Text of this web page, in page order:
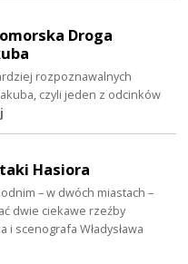
Droga
rozpoznawalnych
czyli jeden z odcinków
Hasiora
– w dwóch miastach –
dwie ciekawe rzeźby
scenografa Władysława